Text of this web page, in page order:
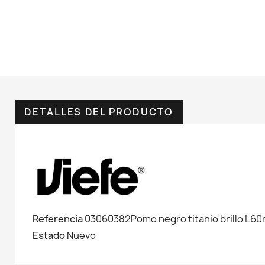
DETALLES DEL PRODUCTO
Referencia03060382Pomo negro titanio brillo
EstadoNuevo